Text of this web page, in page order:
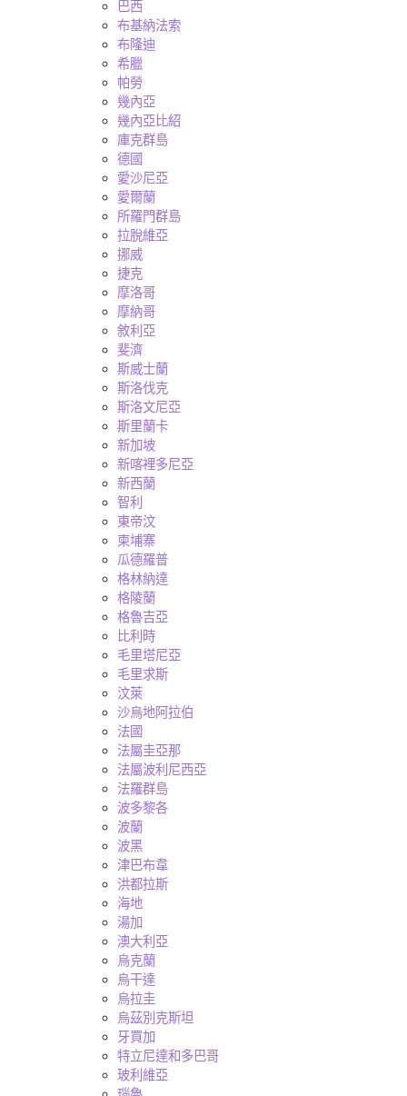
巴西
布基納法索
布隆迪
希臘
帕勞
幾內亞
幾內亞比紹
庫克群島
德國
愛沙尼亞
愛爾蘭
所羅門群島
拉脫維亞
挪威
捷克
摩洛哥
摩納哥
敘利亞
斐濟
斯威士蘭
斯洛伐克
斯洛文尼亞
斯里蘭卡
新加坡
新喀裡多尼亞
新西蘭
智利
東帝汶
柬埔寨
瓜德羅普
格林納達
格陵蘭
格魯吉亞
比利時
毛里塔尼亞
毛里求斯
汶萊
沙烏地阿拉伯
法國
法屬圭亞那
法屬波利尼西亞
法羅群島
波多黎各
波蘭
波黑
津巴布韋
洪都拉斯
海地
湯加
澳大利亞
烏克蘭
烏干達
烏拉圭
烏茲別克斯坦
牙買加
特立尼達和多巴哥
玻利維亞